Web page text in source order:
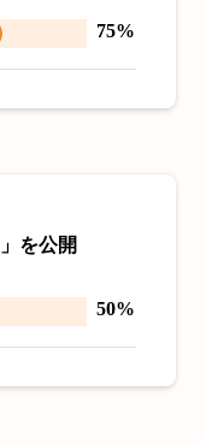
75%
を公開
50%